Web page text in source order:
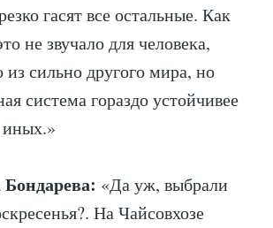
гасят все остальные. Как
не звучало для человека,
из сильно другого мира, но
система гораздо устойчивее
«Да уж, выбрали
На Чайсовхозе